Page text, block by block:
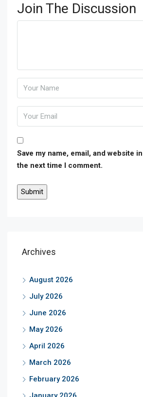
Join The Discussion
Save my name, email, and website
the next time I comment.
Archives
August 2026
July 2026
June 2026
May 2026
April 2026
March 2026
February 2026